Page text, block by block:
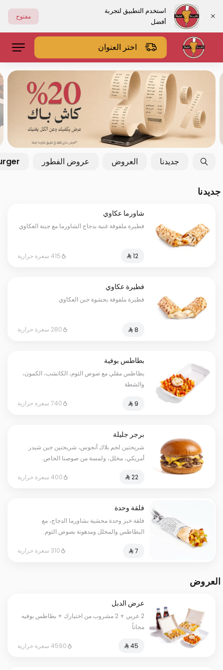
استخدم التطبيق لتجربة
أفضل
مفتوح
اختر العنوان
جديدنا العروض عروض الفطور
جديدنا
شاورما عكاوي
فطيرة ملفوفة غنية بدجاج الشاورما مع جبنة العكاوي
⁨⁦‪‬ 12⁩ 415 سعرة حرارية
فطيرة عكاوي
فطيرة ملفوفة بحشوة جبن العكاوي
280 سعرة حرارية
بطاطس بوفية
بطاطس مقلي مع صوص الثوم، الكاتشب، الكمون،
والشطة
740 سعرة حرارية
برجر جليلة
شريحتين لحم بلاك أنجوس، شريحتين جبن شيدر
أمريكي، مخلل، ولمسة من صوصنا الخاص.
⁨⁦‪‬ 22⁩ 400 سعرة حرارية
فلقة وحدة
فلقة خبز وحدة محشية بشاورما الدجاج، مع
البطاطس والمخلل ومدهونة بصوص الثوم.
310 سعرة حرارية
العروض
عرض الدبل
2 عربي + 2 مشروب من اختيارك + بطاطس بوفيه
مجاناً
4590 سعرة حرارية